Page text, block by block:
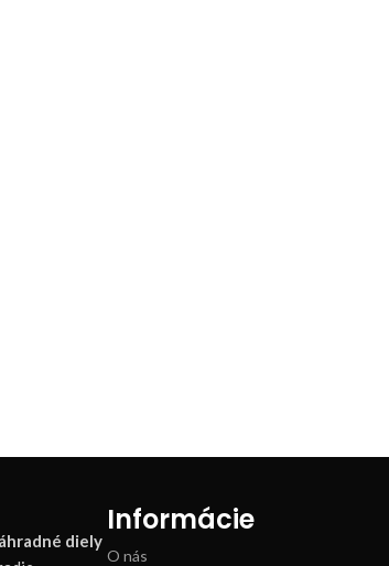
diely
Informácie
O nás